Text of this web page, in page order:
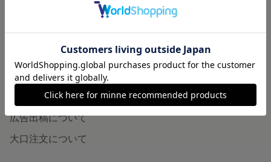
minneとものづくりと
minneの本
企業の方へ
広告出稿について
大口注文について